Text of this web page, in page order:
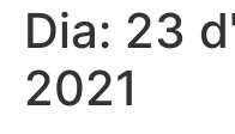
Dia: 23
2021